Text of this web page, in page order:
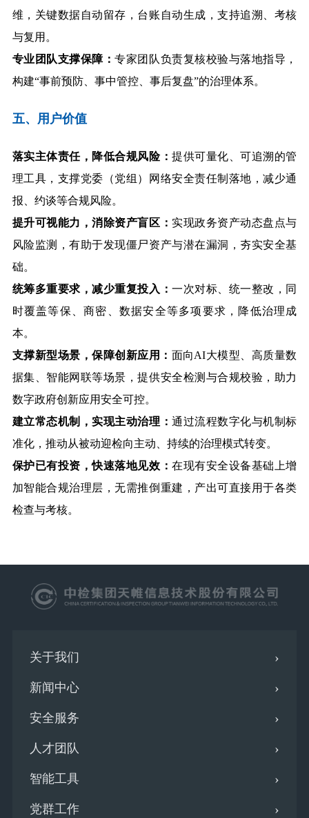
维，关键数据自动留存，台账自动生成，支持追溯、考核
与复用。
专业团队支撑保障：专家团队负责复核校验与落地指导，
构建“事前预防、事中管控、事后复盘”的治理体系。
五、用户价值
落实主体责任，降低合规风险：提供可量化、可追溯的管
理工具，支撑党委（党组）网络安全责任制落地，减少通
报、约谈等合规风险。
提升可视能力，消除资产盲区： 实现政务资产动态盘点与
风险监测，有助于发现僵尸资产与潜在漏洞，夯实安全基
础。
统筹多重要求，减少重复投入：一次对标、统一整改，同
时覆盖等保、商密、数据安全等多项要求，降低治理成
本。
支撑新型场景，保障创新应用： 面向AI大模型、高质量数
据集、智能网联等场景，提供安全检测与合规校验，助力
数字政府创新应用安全可控。
建立常态机制，实现主动治理：通过流程数字化与机制标
准化，推动从被动迎检向主动、持续的治理模式转变。
保护已有投资，快速落地见效：在现有安全设备基础上增
加智能合规治理层，无需推倒重建，产出可直接用于各类
检查与考核。
关于我们
新闻中心
安全服务
人才团队
智能工具
党群工作